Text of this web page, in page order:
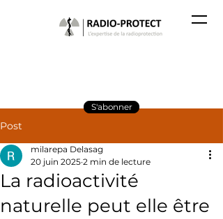
S'abonner
Post
La radioactivité
naturelle peut elle être
milarepa Delasag
20 juin 2025 2 min de lecture